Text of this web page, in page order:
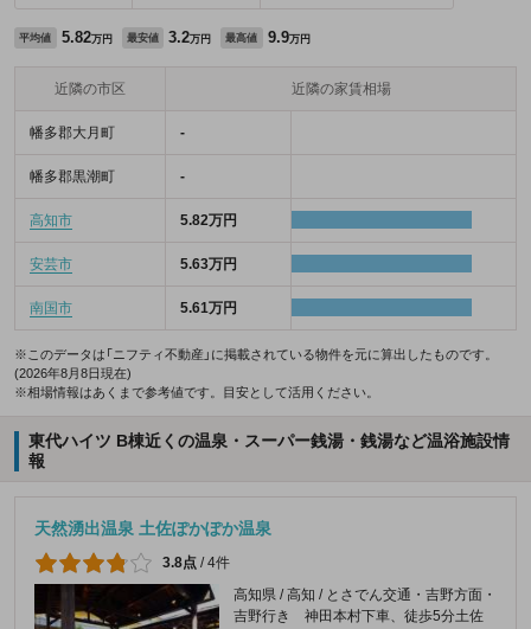
平均値 5.82万円 最安値 3.2万円 最高値 9.9万円
近隣の市区 近隣の家賃相場
幡多郡大月町 -
幡多郡黒潮町 -
高知市 5.82万円
安芸市 5.63万円
南国市 5.61万円
※このデータは「ニフティ不動産」に掲載されている物件を元に算出したものです。
(2026年8月8日現在)
※相場情報はあくまで参考値です。目安として活用ください。
東代ハイツ B棟近くの温泉・スーパー銭湯・銭湯など温浴施設情
報
天然湧出温泉 土佐ぽかぽか温泉
3.8点 /4件
高知県 / 高知 / とさでん交通・吉野方面・
吉野行き 神田本村下車、徒歩5分土佐